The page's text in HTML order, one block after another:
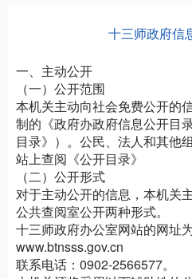
十三师政府信
一、主动公开
（一）公开范围
本机关主动向社会免费公开的
制的《政府办政府信息公开目
目录》）。公民、法人和其他
站上查阅《公开目录》
（二）公开形式
对于主动公开的信息，本机关
公共查阅室公开两种形式。
十三师政府办公室网站的网址
www.btnsss.gov.cn
联系电话： 0902-2566577。